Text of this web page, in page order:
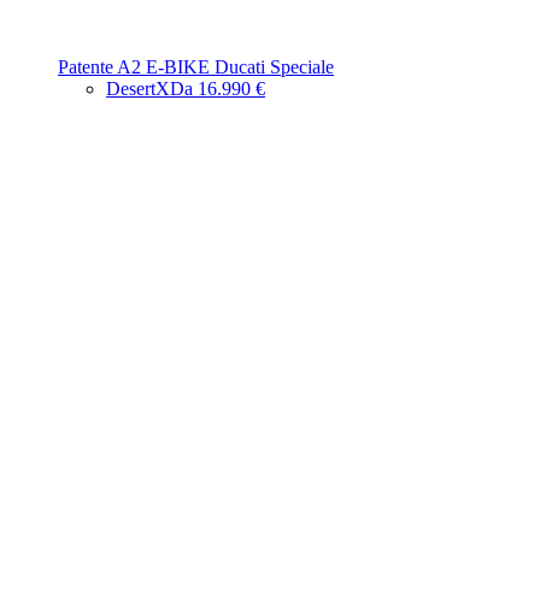
Patente A2 E-BIKE Ducati Speciale
DesertXDa 16.990 €